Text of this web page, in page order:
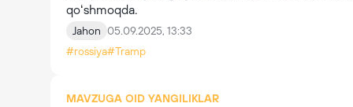
qoʻshmoqda.
Jahon 05.09.2025, 13:33
#rossiya#Tramp
MAVZUGA OID YANGILIKLAR